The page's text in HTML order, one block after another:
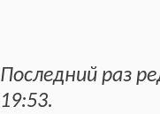
Последний раз
19:53.